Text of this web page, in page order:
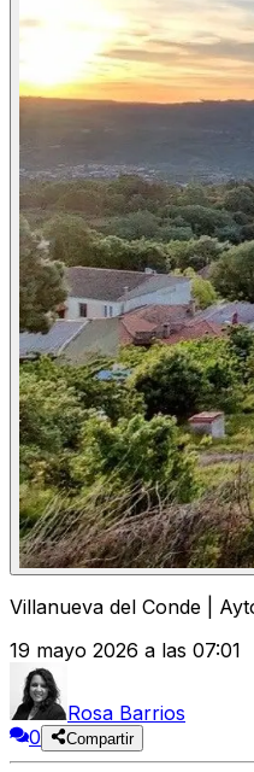
Villanueva del Conde |
19 mayo 2026 a las 07:01
Rosa Barrios
0
Compartir